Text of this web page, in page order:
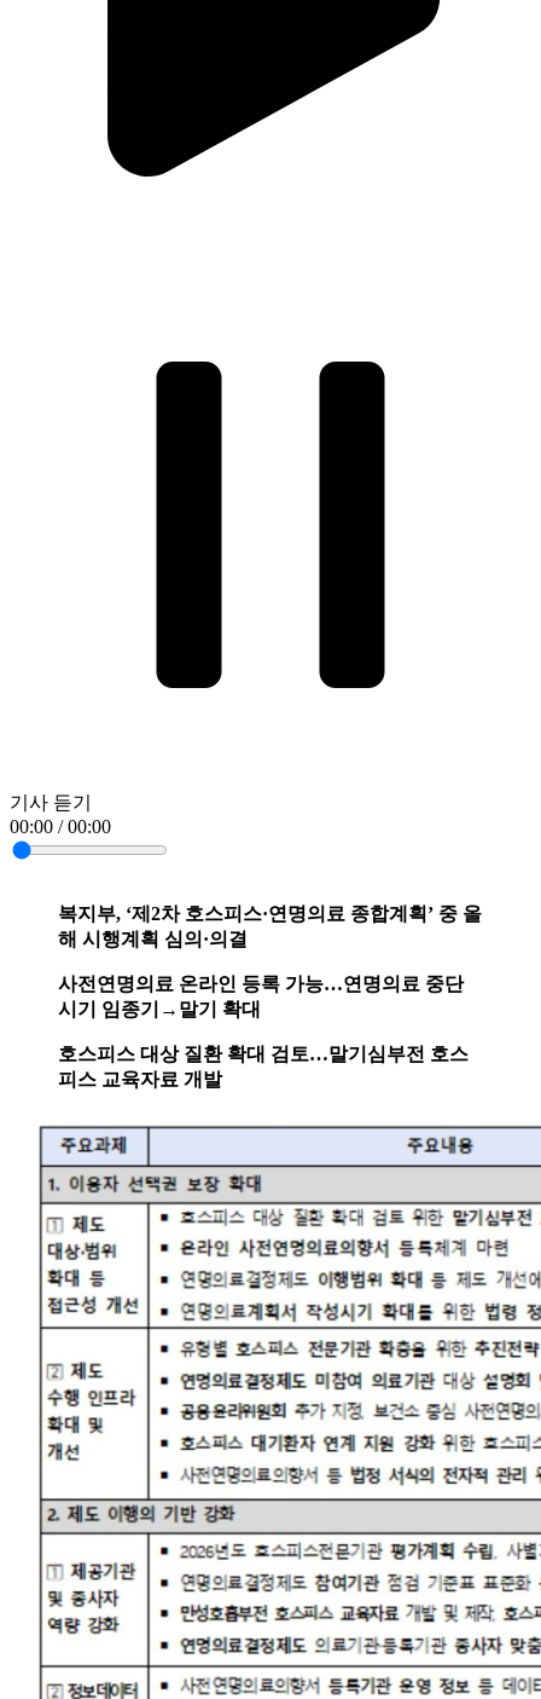
기사 듣기
00:00 / 00:00
복지부, ‘제2차 호스피스·연명의료 종합계획’ 중 올
해 시행계획 심의·의결
사전연명의료 온라인 등록 가능…연명의료 중단
시기 임종기→말기 확대
호스피스 대상 질환 확대 검토…말기심부전 호스
피스 교육자료 개발